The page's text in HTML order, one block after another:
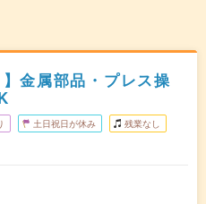
金属部品・プレス操
土日祝日が休み 残業なし